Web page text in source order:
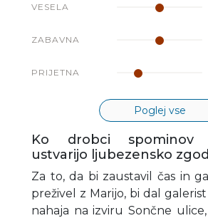
VESELA
ZABAVNA
PRIJETNA
Poglej vse
Ko drobci spominov
ustvarijo ljubezensko
Za to, da bi zaustavil čas in
preživel z Marijo, bi dal
nahaja na izviru Sončne